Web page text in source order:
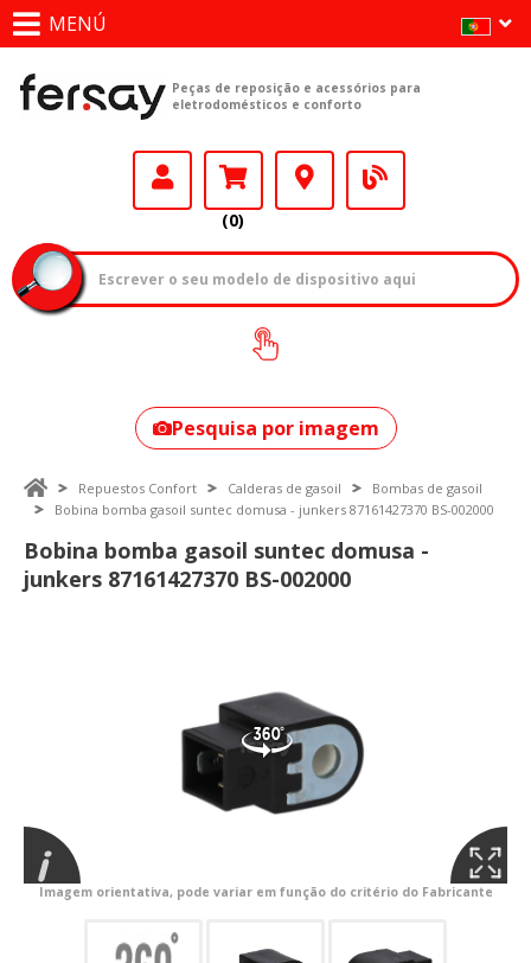
MENÚ
Peças de reposição e acessórios para
eletrodomésticos e conforto
(0)
Como encontrar
o seu modelo?
Pesquisa por imagem
Repuestos Confort Calderas de gasoil
Bombas de gasoil
Bobina bomba gasoil suntec domusa - junkers 87161427370 BS-002000
Bobina bomba gasoil suntec domusa -
junkers 87161427370 BS-002000
Imagem orientativa, pode variar em função do critério do Fabricante